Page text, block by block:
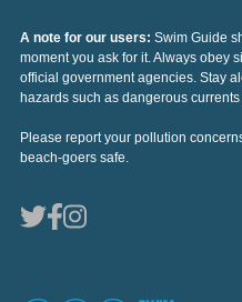
A note for our users: Swim Guide
moment you ask for it. Always obey
official government agencies. Stay
hazards such as dangerous
Please report your pollution
beach-goers safe.